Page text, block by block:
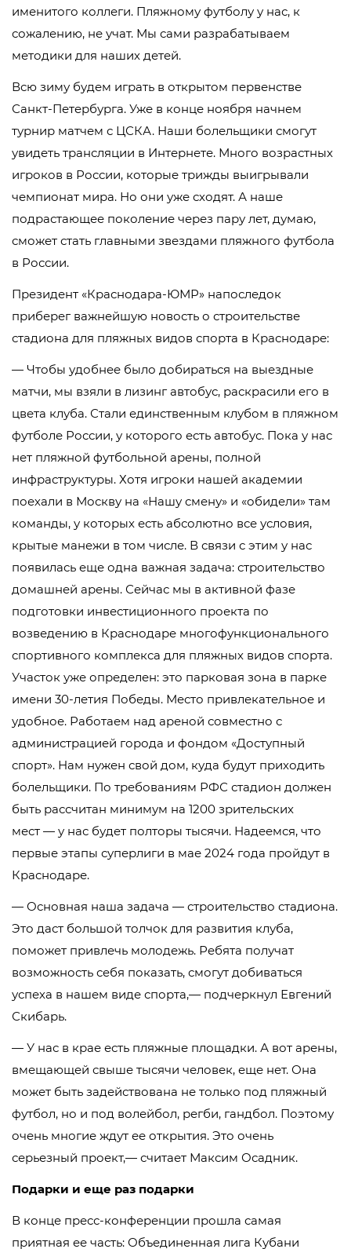
именитого коллеги. Пляжному футболу у нас, к
сожалению, не учат. Мы сами разрабатываем
методики для наших детей.
Всю зиму будем играть в открытом первенстве
Санкт-Петербурга. Уже в конце ноября начнем
турнир матчем с ЦСКА. Наши болельщики смогут
увидеть трансляции в Интернете. Много возрастных
игроков в России, которые трижды выигрывали
чемпионат мира. Но они уже сходят. А наше
подрастающее поколение через пару лет, думаю,
сможет стать главными звездами пляжного футбола
в России.
Президент «Краснодара-ЮМР» напоследок
приберег важнейшую новость о строительстве
стадиона для пляжных видов спорта в Краснодаре:
— Чтобы удобнее было добираться на выездные
матчи, мы взяли в лизинг автобус, раскрасили его в
цвета клуба. Стали единственным клубом в пляжном
футболе России, у которого есть автобус. Пока у нас
нет пляжной футбольной арены, полной
инфраструктуры. Хотя игроки нашей академии
поехали в Москву на «Нашу смену» и «обидели» там
команды, у которых есть абсолютно все условия,
крытые манежи в том числе. В связи с этим у нас
появилась еще одна важная задача: строительство
домашней арены. Сейчас мы в активной фазе
подготовки инвестиционного проекта по
возведению в Краснодаре многофункционального
спортивного комплекса для пляжных видов спорта.
Участок уже определен: это парковая зона в парке
имени 30-летия Победы. Место привлекательное и
удобное. Работаем над ареной совместно с
администрацией города и фондом «Доступный
спорт». Нам нужен свой дом, куда будут приходить
болельщики. По требованиям РФС стадион должен
быть рассчитан минимум на 1200 зрительских
мест — у нас будет полторы тысячи. Надеемся, что
первые этапы суперлиги в мае 2024 года пройдут в
Краснодаре.
— Основная наша задача — строительство стадиона.
Это даст большой толчок для развития клуба,
поможет привлечь молодежь. Ребята получат
возможность себя показать, смогут добиваться
успеха в нашем виде спорта,— подчеркнул Евгений
Скибарь.
— У нас в крае есть пляжные площадки. А вот арены,
вмещающей свыше тысячи человек, еще нет. Она
может быть задействована не только под пляжный
футбол, но и под волейбол, регби, гандбол. Поэтому
очень многие ждут ее открытия. Это очень
серьезный проект,— считает Максим Осадник.
Подарки и еще раз подарки
В конце пресс-конференции прошла самая
приятная ее часть: Объединенная лига Кубани